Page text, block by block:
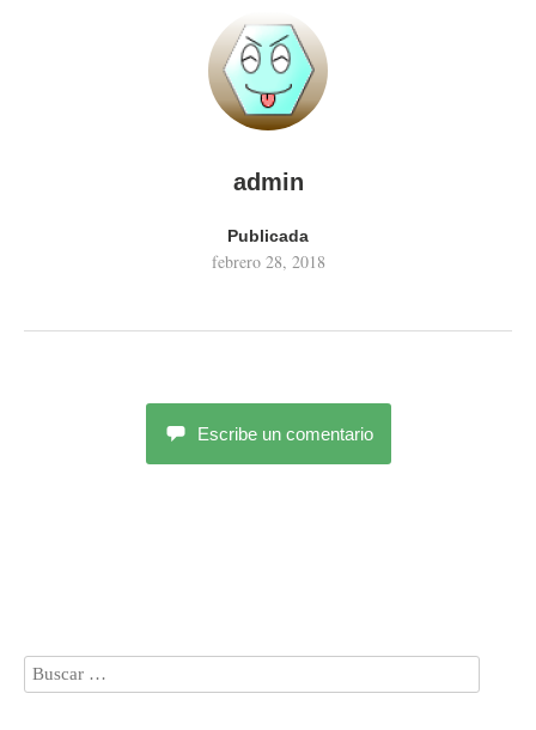
admin
Publicada
febrero 28, 2018
Escribe un comentario